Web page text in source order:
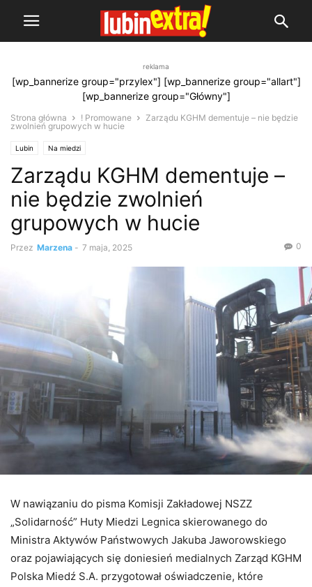
reklama
[wp_bannerize group="przylex"] [wp_bannerize group="allart"]
[wp_bannerize group="Główny"]
Strona główna ! Promowane
Zarządu KGHM dementuje – nie będzie
zwolnień grupowych w hucie
Lubin Na miedzi
Zarządu KGHM dementuje –
nie będzie zwolnień
grupowych w hucie
Przez Marzena - 7 maja, 2025 0
W nawiązaniu do pisma Komisji Zakładowej NSZZ
„Solidarność” Huty Miedzi Legnica skierowanego do
Ministra Aktywów Państwowych Jakuba Jaworowskiego
oraz pojawiających się doniesień medialnych Zarząd KGHM
Polska Miedź S.A. przygotował oświadczenie, które